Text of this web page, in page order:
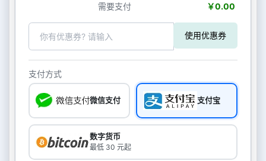
需要支付
￥0.00
使用优惠券
支付方式
微信支付 支付宝
数字货币
最低 30 元起